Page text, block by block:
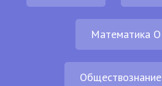
Математика